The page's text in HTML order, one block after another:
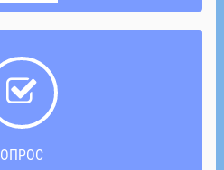
ОПРОС